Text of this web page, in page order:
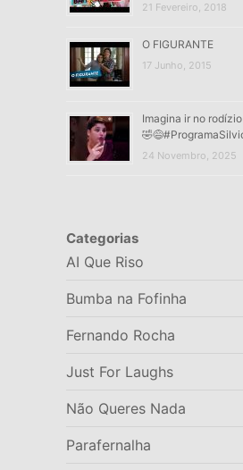
21 Fevereiro, 2018
O FIGURANTE
17 Junho, 2015
Imagina ir no
24 Novembro, 2025
Categorias
AI Que Riso
Bumba na Fofinha
Fernando Rocha
Just For Laughs
Não Queres Nada
Parafernalha